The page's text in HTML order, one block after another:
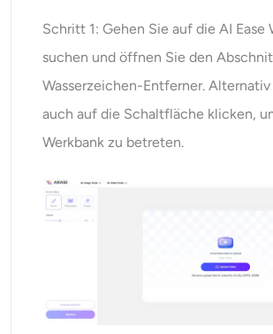
Schritt 1: Gehen Sie auf die AI Ease
suchen und öffnen Sie den
Wasserzeichen-Entferner.
auch auf die Schaltfläche klicken,
Werkbank zu betreten.